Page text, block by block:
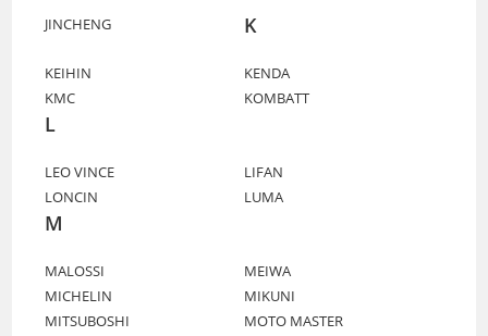
JINCHENG K
KEIHIN
KENDA
KMC
KOMBATT
L
LEO VINCE
LIFAN
LONCIN
LUMA
M
MALOSSI
MEIWA
MICHELIN
MIKUNI
MITSUBOSHI
MOTO MASTER